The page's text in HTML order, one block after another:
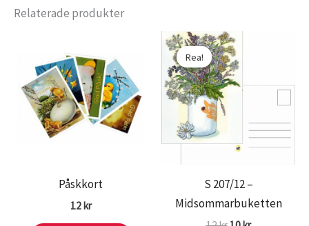
Relaterade produkter
Påskkort
12kr
Rea!
Rea!
S 207/12 –
Midsommarbuketten